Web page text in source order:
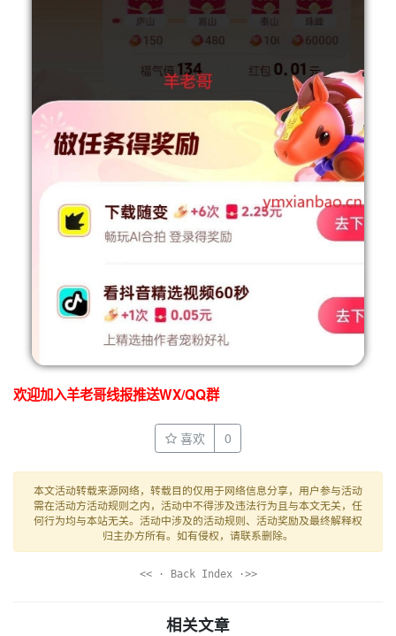
欢迎加入羊老哥线报推送WX/QQ群
喜欢 0
本文活动转载来源网络，转载目的仅用于网络信息分享，用户参与活动
需在活动方活动规则之内，活动中不得涉及违法行为且与本文无关，任
何行为均与本站无关。活动中涉及的活动规则、活动奖励及最终解释权
归主办方所有。如有侵权，请联系删除。
<< · Back Index ·>>
相关文章